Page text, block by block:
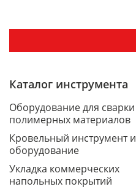
Каталог инструмента
Оборудование для сварки
полимерных материалов
Кровельный инструмент и
оборудование
Укладка коммерческих
напольных покрытий